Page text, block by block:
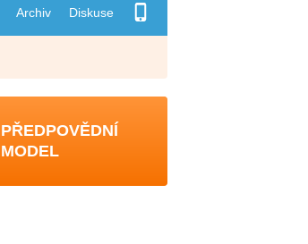
Archiv Diskuse
PŘEDPOVĚDNÍ
MODEL